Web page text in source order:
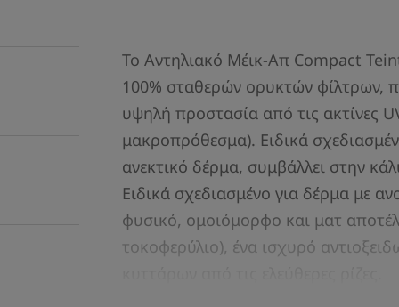
Το Αντηλιακό Μέικ-Απ Compact
100% σταθερών ορυκτών φίλτρων,
υψηλή προστασία από τις ακτίνες
μακροπρόθεσμα). Ειδικά
ανεκτικό δέρμα, συμβάλλει στην
Ειδικά σχεδιασμένο για δέρμα με
φυσικό, ομοιόμορφο και ματ
τοκοφερύλιο), ένα ισχυρό